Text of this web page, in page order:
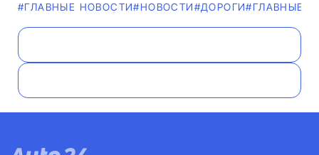
#ГЛАВНЫЕ НОВОСТИ#НОВОСТИ#ДОРОГИ#ГЛАВНЫЕ